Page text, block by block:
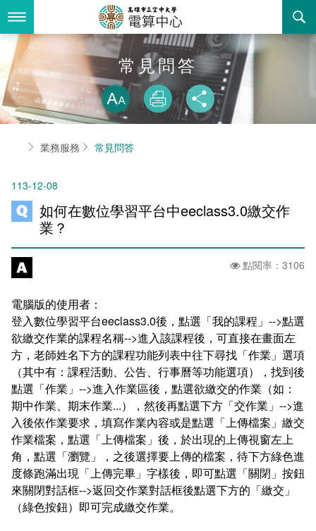
到
要
容
最新消息
關於我們
組織職掌
聯絡資訊
活動花絮
諮詢信箱
業務服務
法令規章
資訊相關法規
購置軟體版權
智慧財產權宣導
統計資訊服務
資料開放
常見問答
相關連結
書表下載
回空大首頁
常見問答
放大
列印 分享
首頁業務服務 常見問答
113-12-08
如何在數位學習平台中eeclass3.0繳交作
業？
點閱率：3106
電腦版的使用者：
登入數位學習平台eeclass3.0後，點選「我的課程」-->點選
欲繳交作業的課程名稱-->進入該課程後，可直接在畫面左
方，老師姓名下方的課程功能列表中往下尋找「作業」選項
（其中有：課程活動、公告、行事曆等功能選項），找到後
點選「作業」-->進入作業區後，點選欲繳交的作業（如：
期中作業、期末作業...），然後再點選下方「交作業」-->進
入後依作業要求，填寫作業內容或是點選「上傳檔案」繳交
作業檔案，點選「上傳檔案」後，於出現的上傳視窗左上
角，點選「瀏覽」，之後選擇要上傳的檔案，待下方綠色進
度條跑滿出現「上傳完畢」字樣後，即可點選「關閉」按鈕
來關閉對話框-->返回交作業對話框後點選下方的「繳交」
（綠色按鈕）即可完成繳交作業。